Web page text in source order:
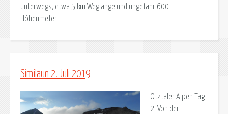
unterwegs, etwa 5 km Weglänge und ungefähr 600
Höhenmeter.
Similaun 2. Juli 2019
Ötztaler Alpen Tag
2: Von der